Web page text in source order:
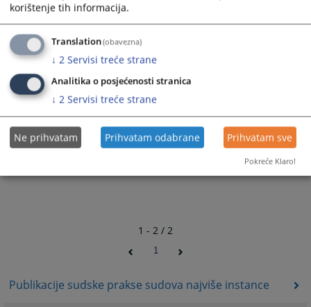
Publikacije sudske prakse sudova najviše instance
1 - 2 / 2
1
korištenje tih informacija.
Translation(obavezna)
↓ 2 Servisi treće strane
Analitika o posjećenosti stranica
↓ 2 Servisi treće strane
Ne prihvatam Prihvatam odabrane Prihvatam sve
Pokreće Klaro!